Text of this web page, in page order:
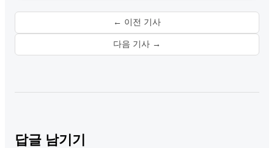
← 이전 기사
다음 기사 →
답글 남기기